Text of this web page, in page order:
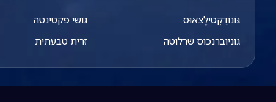
גּוֹנוֹדַקְטִילָצֵאוּס
גוניוברנכוס שרלוטה
גושי פקטינטה
זרית טבעתית